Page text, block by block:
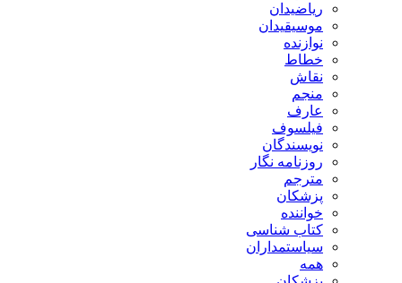
ریاضیدان
موسیقیدان
نوازنده
خطاط
نقاش
منجم
عارف
فیلسوف
نویسندگان
روزنامه نگار
مترجم
پزشکان
خواننده
کتاب شناسی
سیاستمداران
همه